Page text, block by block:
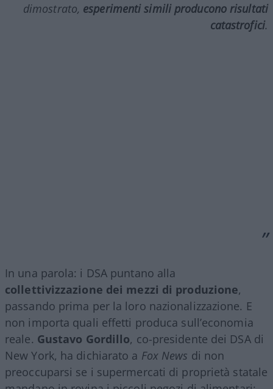
dimostrato, esperimenti simili producono risultati
catastrofici.
In una parola: i DSA puntano alla
collettivizzazione dei mezzi di produzione,
passando prima per la loro nazionalizzazione. E
non importa quali effetti produca sull’economia
reale. Gustavo Gordillo, co-presidente dei DSA di
New York, ha dichiarato a Fox News di non
preoccuparsi se i supermercati di proprietà statale